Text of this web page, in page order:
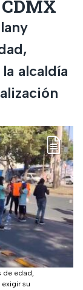
alcaldía
de edad,
su